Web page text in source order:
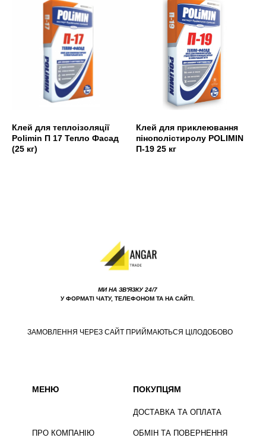
Клей для теплоізоляції
Polimin П 17 Тепло Фасад
(25 кг)
Клей для приклеювання
пінополістиролу POLIMIN
П-19 25 кг
ПРО КОМПАНІЮ
ДОСТАВКА ТА ОПЛАТА
ОБМІН ТА ПОВЕРНЕННЯ
ПОКУПЦЯМ
МИ НА ЗВ'ЯЗКУ 24/7
У ФОРМАТІ ЧАТУ, ТЕЛЕФОНОМ ТА НА САЙТІ.
МЕНЮ
ЗАМОВЛЕННЯ ЧЕРЕЗ САЙТ ПРИЙМАЮТЬСЯ ЦІЛОДОБОВО